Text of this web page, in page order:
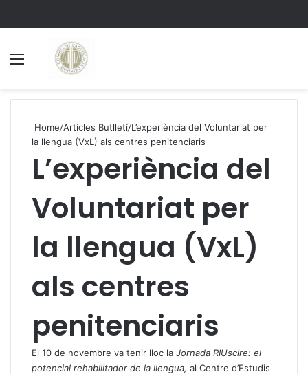
Home/Articles Butlletí/L’experiència del Voluntariat per
la llengua (VxL) als centres penitenciaris
L’experiència del
Voluntariat per
la llengua (VxL)
als centres
penitenciaris
El 10 de novembre va tenir lloc la Jornada RIUscire: el
potencial rehabilitador de la llengua, al Centre d’Estudis